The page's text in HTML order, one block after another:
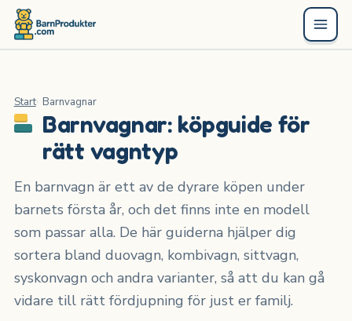
Start Barnvagnar
Barnvagnar: köpguide för
rätt vagntyp
En barnvagn är ett av de dyrare köpen under
barnets första år, och det finns inte en modell
som passar alla. De här guiderna hjälper dig
sortera bland duovagn, kombivagn, sittvagn,
syskonvagn och andra varianter, så att du kan gå
vidare till rätt fördjupning för just er familj.